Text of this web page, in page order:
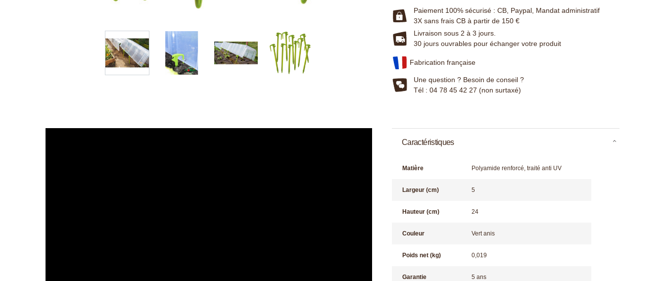
Paiement 100% sécurisé : CB, Paypal, Mandat administratif
3X sans frais CB à partir de 150 €
Livraison sous 2 à 3 jours.
30 jours ouvrables pour échanger votre produit
Fabrication française
Une question ? Besoin de conseil ?
Tél : 04 78 45 42 27 (non surtaxé)
Caractéristiques
Matière Polyamide renforcé, traité anti UV
Largeur (cm) 5
Hauteur (cm) 24
Couleur Vert anis
Poids net (kg) 0,019
Garantie 5 ans